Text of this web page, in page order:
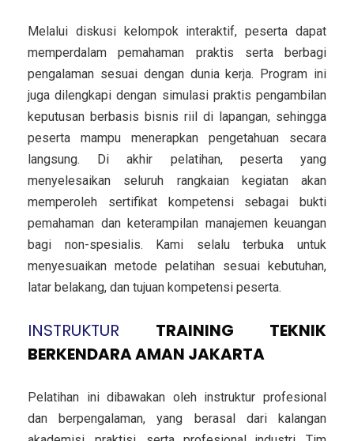
Melalui diskusi kelompok interaktif, peserta dapat
memperdalam pemahaman praktis serta berbagi
pengalaman sesuai dengan dunia kerja. Program ini
juga dilengkapi dengan simulasi praktis pengambilan
keputusan berbasis bisnis riil di lapangan, sehingga
peserta mampu menerapkan pengetahuan secara
langsung. Di akhir pelatihan, peserta yang
menyelesaikan seluruh rangkaian kegiatan akan
memperoleh sertifikat kompetensi sebagai bukti
pemahaman dan keterampilan manajemen keuangan
bagi non-spesialis. Kami selalu terbuka untuk
menyesuaikan metode pelatihan sesuai kebutuhan,
latar belakang, dan tujuan kompetensi peserta.
INSTRUKTUR
TRAINING TEKNIK
BERKENDARA AMAN JAKARTA
Pelatihan ini dibawakan oleh instruktur profesional
dan berpengalaman, yang berasal dari kalangan